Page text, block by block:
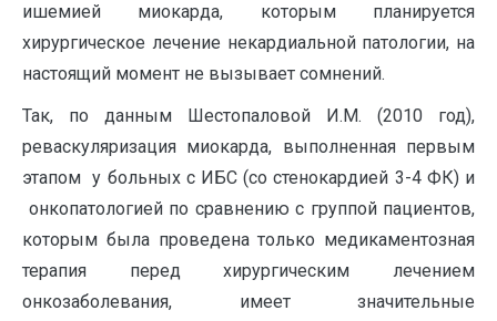
ишемией миокарда, которым планируется
хирургическое лечение некардиальной патологии, на
настоящий момент не вызывает сомнений.
Так, по данным Шестопаловой И.М. (2010 год),
реваскуляризация миокарда, выполненная первым
этапом у больных с ИБС (со стенокардией 3-4 ФК) и
онкопатологией по сравнению с группой пациентов,
которым была проведена только медикаментозная
терапия перед хирургическим лечением
онкозаболевания, имеет значительные